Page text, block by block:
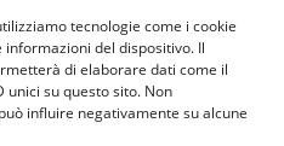
tecnologie come i cookie
del dispositivo. Il
di elaborare dati come il
unici su questo sito. Non
influire negativamente su alcune